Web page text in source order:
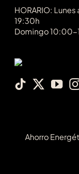
HORARIO:
19:30h
Domingo
Ahorro